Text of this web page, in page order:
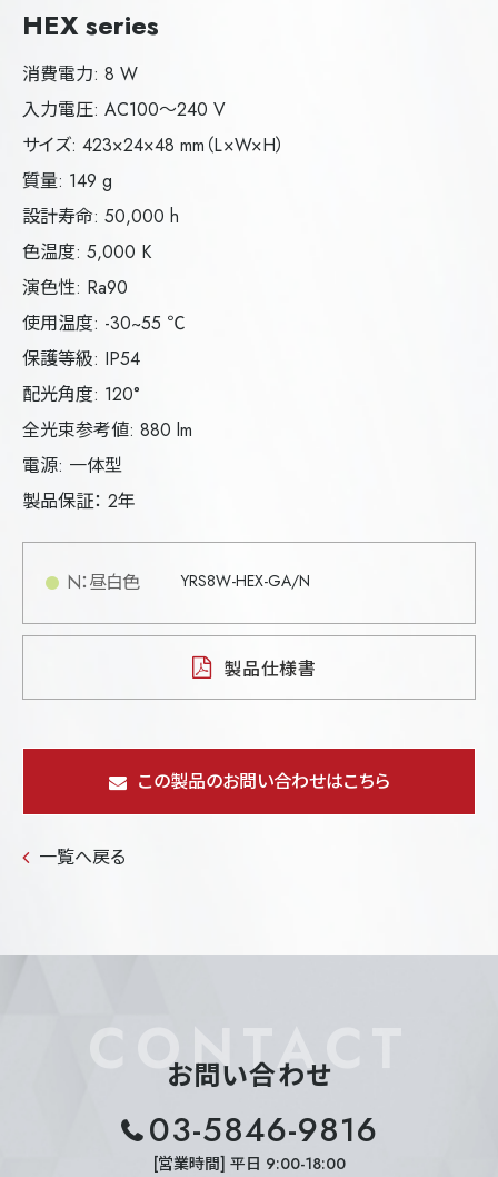
HEX series
消費電力: 8 W
入力電圧: AC100～240 V
サイズ: 423×24×48 mm（L×W×H）
質量: 149 g
設計寿命: 50,000 h
色温度: 5,000 K
演色性: Ra90
使用温度: -30~55 ℃
保護等級: IP54
配光角度: 120°
全光束参考値: 880 lm
電源: 一体型
製品保証： 2年
N：昼白色 YRS8W-HEX-GA/N
製品仕様書
この製品のお問い合わせはこちら
一覧へ戻る
CONTACT
お問い合わせ
03-5846-9816
[営業時間] 平日 9:00-18:00